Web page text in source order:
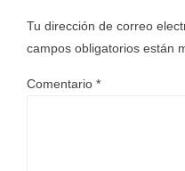
Tu dirección de correo
campos obligatorios están
Comentario *